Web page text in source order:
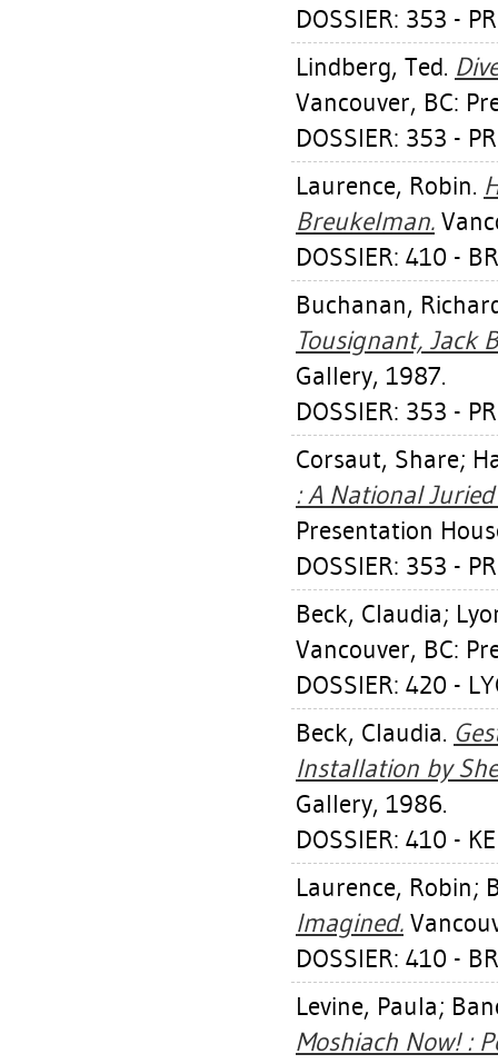
DOSSIER: 353 -
Lindberg, Ted.
Vancouver, BC:
DOSSIER: 353 -
Laurence, Robin.
Breukelman.
DOSSIER: 410 -
Buchanan,
Tousignant, Jack
Gallery, 1987.
DOSSIER: 353 -
Corsaut, Share;
: A National
Presentation
DOSSIER: 353 -
Beck, Claudia;
Vancouver, BC:
DOSSIER: 420 -
Beck, Claudia.
Installation by
Gallery, 1986.
DOSSIER: 410 -
Laurence, Robin;
Imagined.
DOSSIER: 410 -
Levine, Paula;
Moshiach Now! :